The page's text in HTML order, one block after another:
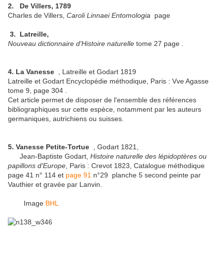
2. De Villers, 1789
Charles de Villers, Caroli Linnaei Entomologia page
3. Latreille,
Nouveau dictionnaire d'Histoire naturelle tome 27 page .
4. La Vanesse , Latreille et Godart 1819
Latreille et Godart Encyclopédie méthodique, Paris : Vve Agasse
tome 9, page 304 .
Cet article permet de disposer de l'ensemble des références
bibliographiques sur cette espèce, notamment par les auteurs
germaniques, autrichiens ou suisses.
5. Vanesse Petite-Tortue
, Godart 1821,
Jean-Baptiste Godart, Histoire naturelle des lépidoptères ou
papillons d'Europe , Paris : Crevot 1823, Catalogue méthodique
page 41 n° 114 et page 91 n°29 planche 5 second peinte par
Vauthier et gravée par Lanvin.
Image BHL